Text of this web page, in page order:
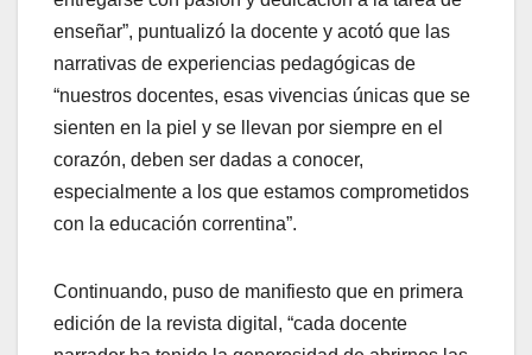
enseñar”, puntualizó la docente y acotó que las
narrativas de experiencias pedagógicas de
“nuestros docentes, esas vivencias únicas que se
sienten en la piel y se llevan por siempre en el
corazón, deben ser dadas a conocer,
especialmente a los que estamos comprometidos
con la educación correntina”.
Continuando, puso de manifiesto que en primera
edición de la revista digital, “cada docente